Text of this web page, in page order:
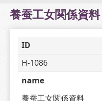
養蚕工女関係資料
ID
H-1086
name
養蚕工女関係資料